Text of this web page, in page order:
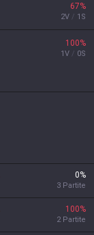
67%
2V / 1 S
100%
1V / 0S
0%
3 Partite
100%
2 Partite